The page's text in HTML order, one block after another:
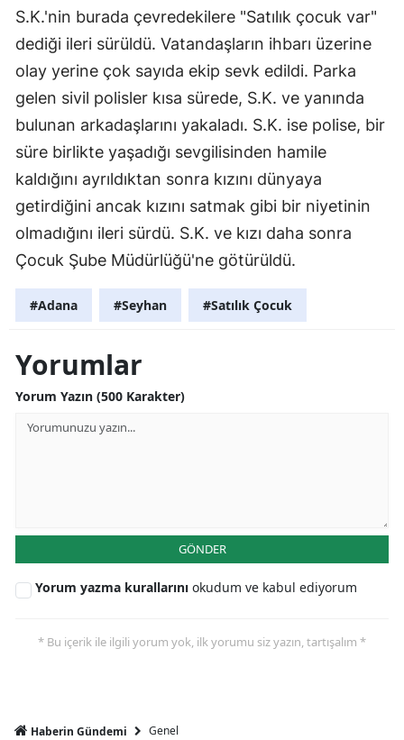
S.K.'nin burada çevredekilere "Satılık çocuk var"
dediği ileri sürüldü. Vatandaşların ihbarı üzerine
olay yerine çok sayıda ekip sevk edildi. Parka
gelen sivil polisler kısa sürede, S.K. ve yanında
bulunan arkadaşlarını yakaladı. S.K. ise polise, bir
süre birlikte yaşadığı sevgilisinden hamile
kaldığını ayrıldıktan sonra kızını dünyaya
getirdiğini ancak kızını satmak gibi bir niyetinin
olmadığını ileri sürdü. S.K. ve kızı daha sonra
Çocuk Şube Müdürlüğü'ne götürüldü.
#Adana #Seyhan #Satılık Çocuk
Yorumlar
Yorum Yazın (500 Karakter)
GÖNDER
Yorum yazma kurallarını okudum ve kabul ediyorum
* Bu içerik ile ilgili yorum yok, ilk yorumu siz yazın, tartışalım *
Haberin Gündemi Genel